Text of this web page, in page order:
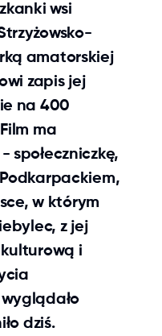
wsi
amatorskiej
zapis jej
na 400
ma
społeczniczkę,
w którym
z jej
i
dziś.